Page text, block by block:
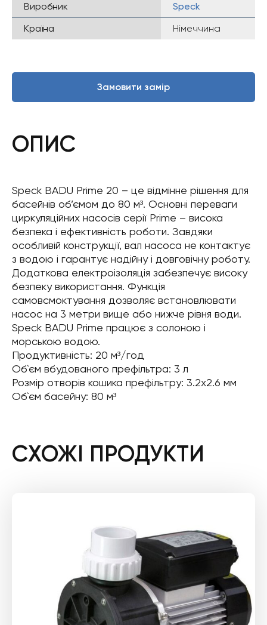
Виробник
Speck
Країна
Німеччина
Замовити замір
ОПИС
Speck BADU Prime 20 – це відмінне рішення для
басейнів об’ємом до 80 м³. Основні переваги
циркуляційних насосів серії Prime – висока
безпека і ефективність роботи. Завдяки
особливій конструкції, вал насоса не контактує
з водою і гарантує надійну і довговічну роботу.
Додаткова електроізоляція забезпечує високу
безпеку використання. Функція
самовсмоктування дозволяє встановлювати
насос на 3 метри вище або нижче рівня води.
Speck BADU Prime працює з солоною і
морською водою.
Продуктивність: 20 м³/год
Об`єм вбудованого префільтра: 3 л
Розмір отворів кошика префільтру: 3.2х2.6 мм
Об`єм басейну: 80 м³
СХОЖІ ПРОДУКТИ